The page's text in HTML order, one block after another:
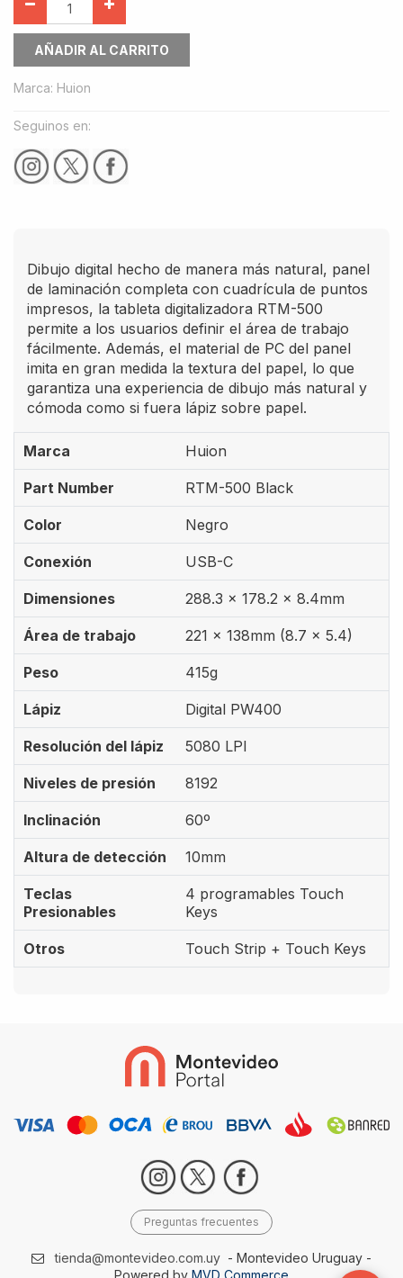
AÑADIR AL CARRITO
Marca: Huion
Seguinos en:
Dibujo digital hecho de manera más natural, panel
de laminación completa con cuadrícula de puntos
impresos, la tableta digitalizadora RTM-500
permite a los usuarios definir el área de trabajo
fácilmente. Además, el material de PC del panel
imita en gran medida la textura del papel, lo que
garantiza una experiencia de dibujo más natural y
cómoda como si fuera lápiz sobre papel.
Marca Huion
Part Number RTM-500 Black
Color Negro
Conexión USB-C
Dimensiones 288.3 x 178.2 x 8.4mm
Área de trabajo 221 x 138mm (8.7 x 5.4)
Peso 415g
Lápiz Digital PW400
Resolución del lápiz 5080 LPI
Niveles de presión 8192
Inclinación 60º
Altura de detección 10mm
Teclas
Presionables
4 programables Touch
Keys
Otros Touch Strip + Touch Keys
Preguntas frecuentes
tienda@montevideo.com.uy - Montevideo Uruguay -
Powered by MVD Commerce